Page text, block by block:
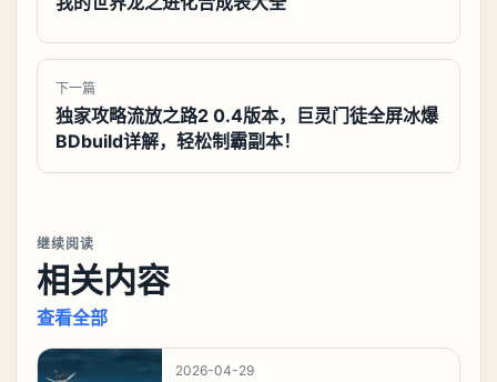
下一篇
独家攻略流放之路2 0.4版本，巨灵门徒全屏冰爆
BDbuild详解，轻松制霸副本！
继续阅读
相关内容
查看全部
2026-04-29